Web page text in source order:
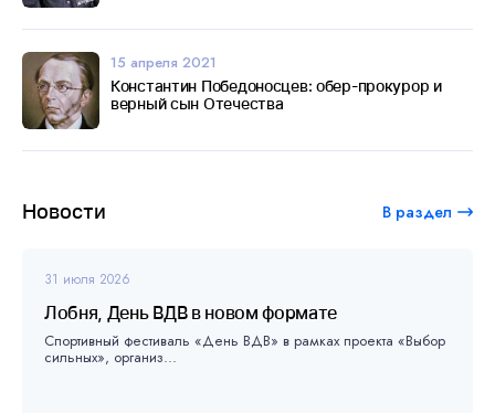
Новости В раздел
31 июля 2026
Лобня, День ВДВ в новом формате
Спортивный фестиваль «День ВДВ» в рамках проекта «Выбор
сильных», организ...
15 апреля 2021
Константин Победоносцев: обер-прокурор и
верный сын Отечества